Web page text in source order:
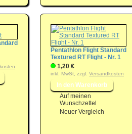
Pentathlon Flight Standard
Textured RT Flight - Nr. 1
1,20 €
inkl. MwSt, zzgl. Versandkosten
Auf meinen
Wunschzettel
Neuer Vergleich